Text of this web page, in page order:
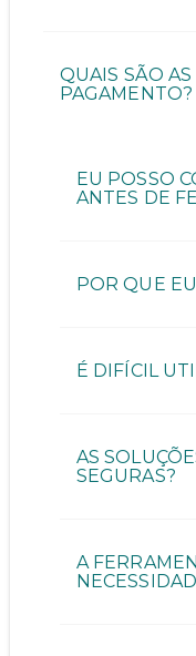
QUAIS SÃO
PAGAMENTO?
EU POSSO
ANTES DE
POR QUE
É DIFÍCIL
AS
SEGURAS?
A